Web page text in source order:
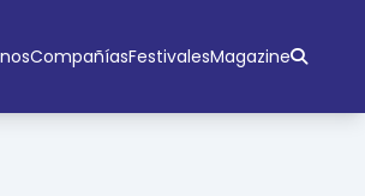
CompañíasFestivalesMagazine